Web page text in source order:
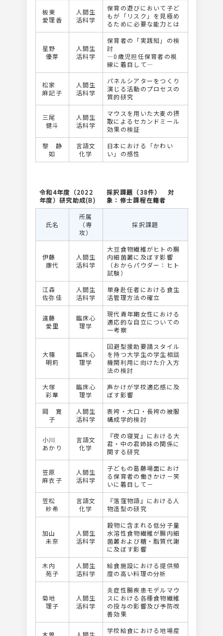
板東
愛理香
人間生
活科学
保育の遊びにおいて子ど
もが「リスク」を見極め
るために必要な能力とは
星野
優芽
人間生
活科学
保育者の「実践知」の検
討
―0歳児担任保育者の視
線に着目して―
松家
麻記子
人間生
活科学
パネルシアターをつくり
演じる活動のプロセスの
質的研究
三尾
健斗
人間生
活科学
マウスを用いた大麦の摂
取によるセカンドミール
効果の検証
黎 静
如
言語文
化学
日本における「かわい
い」の感性
令和4年度（2022
年度）研究助成(B)
採択課題（38件） 対
象：修士課程在籍者
氏名
所属
（専
攻）
採択課題
伊藤
康代
人間生
活科学
大豆食物繊維がヒトの腸
内細菌叢に及ぼす影響
（おからパウダー：ヒト
試験）
江森
佐弥佳
人間生
活科学
単身赴任者における食生
活管理方法の確立
遠藤
愛里
臨床心
理学
現代青年期女性における
適応的な自立についての
一考察
大篠
明莉
臨床心
理学
回避型援助要請スタイル
を持つ大学生の学生相談
機関利用に向けた介入方
法の検討
大塚
彩華
臨床心
理学
声かけが学校適応感に及
ぼす影響
岡 寛
子
人間生
活科学
表袴・大口・長袴の被服
構成学的検討
小川
あかり
言語文
化学
『夜の寝覚』における大
君・中の君姉妹の関係に
関する研究
笠原
麻衣子
人間生
活科学
子どもの葛藤場面におけ
る保育者の働きかけ－笑
いに着目して－
笠松
紗希
言語文
化学
『落窪物語』における人
物造型の研究
加山
未奈
人間生
活科学
穀物に含まれる低分子量
水溶性食物繊維が腸内細
菌叢および糖・脂質代謝
に及ぼす影響
木内
苑子
人間生
活科学
給食施設における提供頻
度の高い料理の分析
菊地
理子
人間生
活科学
炎症性腸疾患モデルマウ
スにおける各種食物繊維
の投与の影響及び予防改
善効果
木曽 人間生
学校給食における地場産